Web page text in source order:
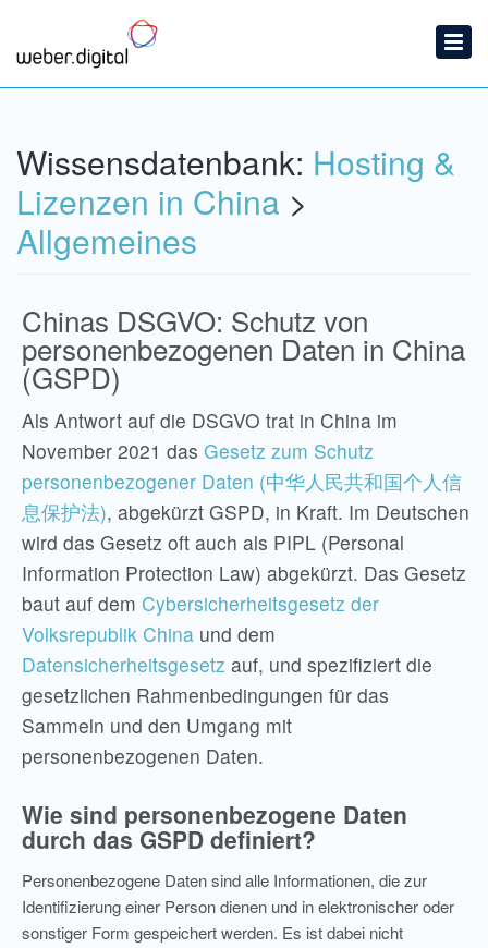
Startseite
Ticket einreichen
News
Wissensdatenbank: Hosting &
Lizenzen in China >
Allgemeines
Chinas DSGVO: Schutz von
personenbezogenen Daten in China
(GSPD)
Als Antwort auf die DSGVO trat in China im
November 2021 das Gesetz zum Schutz
personenbezogener Daten (中华人民共和国个人信
息保护法), abgekürzt GSPD, in Kraft. Im Deutschen
wird das Gesetz oft auch als PIPL (Personal
Information Protection Law) abgekürzt. Das Gesetz
baut auf dem Cybersicherheitsgesetz der
Volksrepublik China und dem
Datensicherheitsgesetz auf, und spezifiziert die
gesetzlichen Rahmenbedingungen für das
Sammeln und den Umgang mit
personenbezogenen Daten.
Wie sind personenbezogene Daten
durch das GSPD definiert?
Personenbezogene Daten sind alle Informationen, die zur
Identifizierung einer Person dienen und in elektronischer oder
sonstiger Form gespeichert werden. Es ist dabei nicht